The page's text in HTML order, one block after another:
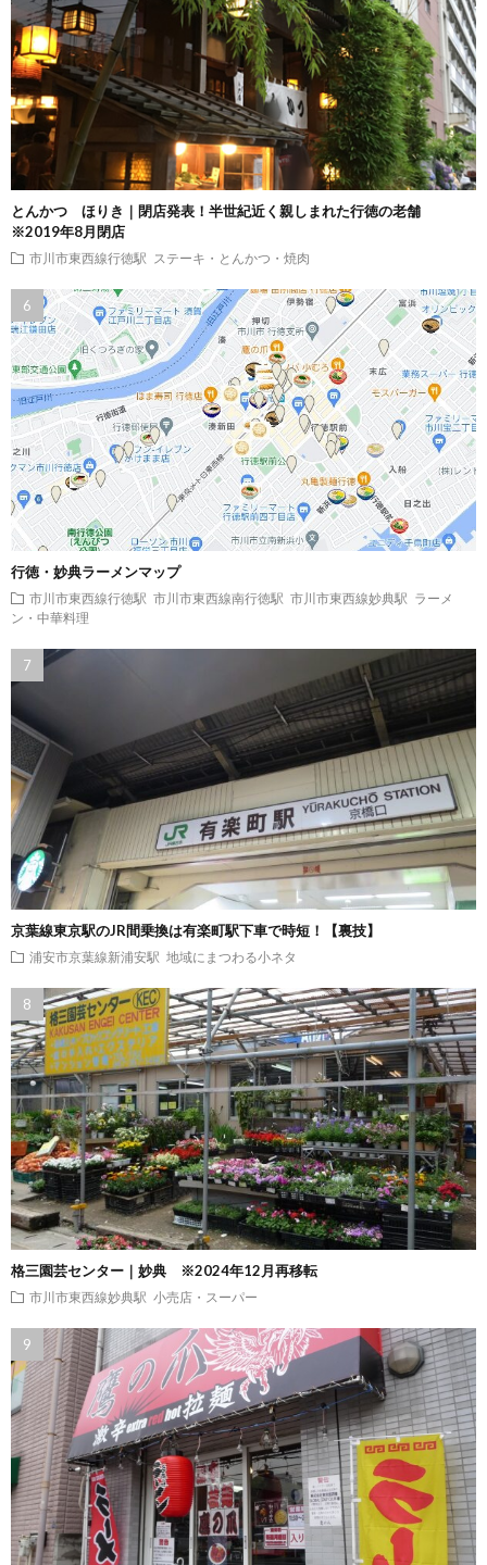
とんかつ ほりき｜閉店発表！半世紀近く親しまれた行徳の老舗
※2019年8月閉店
市川市東西線行徳駅 ステーキ・とんかつ・焼肉
行徳・妙典ラーメンマップ
市川市東西線行徳駅 市川市東西線南行徳駅 市川市東西線妙典駅
ラーメ
ン・中華料理
京葉線東京駅のJR間乗換は有楽町駅下車で時短！【裏技】
浦安市京葉線新浦安駅 地域にまつわる小ネタ
格三園芸センター｜妙典 ※2024年12月再移転
市川市東西線妙典駅 小売店・スーパー